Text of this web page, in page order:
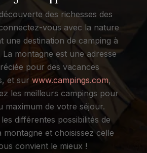
des richesses des
vous avec la nature
une destination de camping à
La montagne est une adresse
pour des vacances
et sur www.campings.com,
les meilleurs campings pour
maximum de votre séjour.
différentes possibilités de
montagne et choisissez celle
convient le mieux !